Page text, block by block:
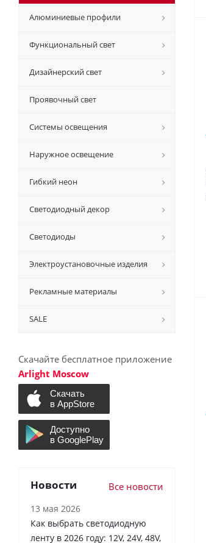
Алюминиевые профили
Функциональный свет
Дизайнерский свет
Проявочный свет
Системы освещения
Наружное освещение
Гибкий неон
Светодиодный декор
Светодиоды
Электроустановочные изделия
Рекламные материалы
SALE
Скачайте бесплатное приложение
Arlight Moscow
Новости Все новости
13 мая 2026
Как выбрать светодиодную
ленту в 2026 году: 12V, 24V, 48V,